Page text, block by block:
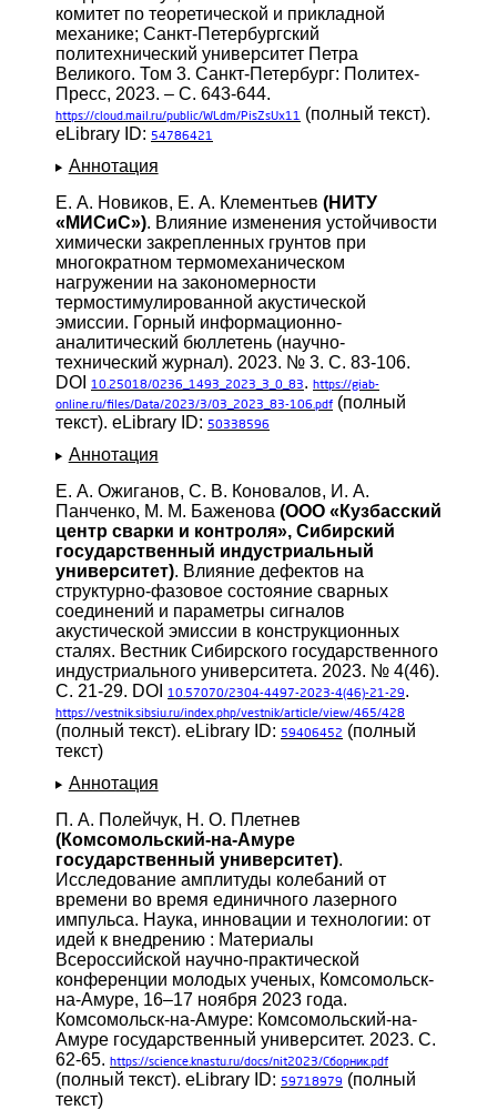
комитет по теоретической и прикладной
механике; Санкт-Петербургский
политехнический университет Петра
Великого. Том 3. Санкт-Петербург: Политех-
Пресс, 2023. – С. 643-644.
https://cloud.mail.ru/public/WLdm/PisZsUx11 (полный текст).
eLibrary ID: 54786421
Аннотация
Е. А. Новиков, Е. А. Клементьев (НИТУ
«МИСиС»). Влияние изменения устойчивости
химически закрепленных грунтов при
многократном термомеханическом
нагружении на закономерности
термостимулированной акустической
эмиссии. Горный информационно-
аналитический бюллетень (научно-
технический журнал). 2023. № 3. С. 83-106.
DOI
10.25018/0236_1493_2023_3_0_83. https://giab-
online.ru/files/Data/2023/3/03_2023_83-106.pdf (полный
текст). eLibrary ID: 50338596
Аннотация
Е. А. Ожиганов, С. В. Коновалов, И. А.
Панченко, М. М. Баженова (ООО «Кузбасский
центр сварки и контроля», Сибирский
государственный индустриальный
университет). Влияние дефектов на
структурно-фазовое состояние сварных
соединений и параметры сигналов
акустической эмиссии в конструкционных
сталях. Вестник Сибирского государственного
индустриального университета. 2023. № 4(46).
С. 21-29. DOI
10.57070/2304-4497-2023-4(46)-21-29.
https://vestnik.sibsiu.ru/index.php/vestnik/article/view/465/428
(полный текст). eLibrary ID: 59406452 (полный
текст)
Аннотация
П. А. Полейчук, Н. О. Плетнев
(Комсомольский-на-Амуре
государственный университет).
Исследование амплитуды колебаний от
времени во время единичного лазерного
импульса. Наука, инновации и технологии: от
идей к внедрению : Материалы
Всероссийской научно-практической
конференции молодых ученых, Комсомольск-
на-Амуре, 16–17 ноября 2023 года.
Комсомольск-на-Амуре: Комсомольский-на-
Амуре государственный университет. 2023. С.
62-65. https://science.knastu.ru/docs/nit2023/Сборник.pdf
(полный текст). eLibrary ID: 59718979 (полный
текст)